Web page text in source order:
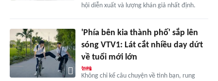
hội diễn xuất và lượng khán giả nhất định.
'Phía bên kia thành phố' sắp lên
sóng VTV1: Lát cắt nhiều day dứt
về tuổi mới lớn
Không chỉ kể câu chuyện về tình bạn, rung